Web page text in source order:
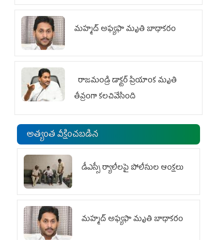
మహ్మద్‌ అఫ్యఫా మృతి బాధాకరం
రాజమండ్రి డాక్టర్‌ ప్రియాంక మృతి
తీవ్రంగా కలచివేసింది
అత్యంత వీక్షించబడిన
డీఎస్సీ ర్యాలీలపై పోలీసుల ఆంక్షలు
మహ్మద్‌ అఫ్యఫా మృతి బాధాకరం